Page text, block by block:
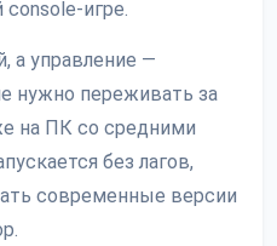
console-игре.
а управление —
нужно переживать за
на ПК со средними
без лагов,
современные версии